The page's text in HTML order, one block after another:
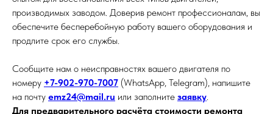
производимых заводом. Доверив ремонт профессионалам, вы
обеспечите бесперебойную работу вашего оборудования и
продлите срок его службы.
Сообщите нам о неисправностях вашего двигателя по
номеру +7-902-970-7007 (WhatsApp, Telegram), напишите
на почту emz24@mail.ru или заполните заявку.
Для предварительного расчёта стоимости ремонта